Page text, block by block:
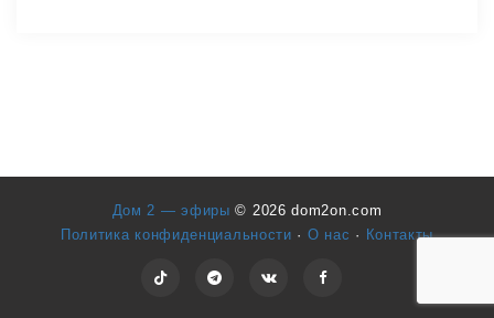
Дом 2 — эфиры© 2026 dom2on.com
Политика конфиденциальности · О нас · Контакты